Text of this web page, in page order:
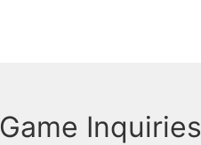
Game Inquiries